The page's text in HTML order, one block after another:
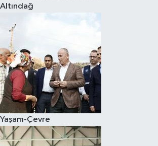
Altındağ
Yaşam-Çevre